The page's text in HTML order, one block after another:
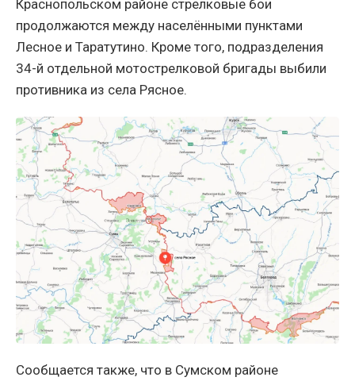
Краснопольском районе стрелковые бои
продолжаются между населёнными пунктами
Лесное и Таратутино. Кроме того, подразделения
34-й отдельной мотострелковой бригады выбили
противника из села Рясное.
Сообщается также, что в Сумском районе